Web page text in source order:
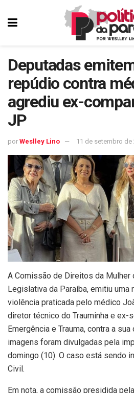
Deputadas
repúdio contra
agrediu ex-
JP
por Weslley Lino 11 de setembro de
A Comissão de Direitos da Mulher
Legislativa da Paraíba, emitiu uma
violência praticada pelo médico
diretor técnico do Trauminha e ex-
Emergência e Trauma, contra a sua
imagens foram divulgadas pela
domingo (10). O caso está sendo
Civil.
Em nota, a comissão presidida